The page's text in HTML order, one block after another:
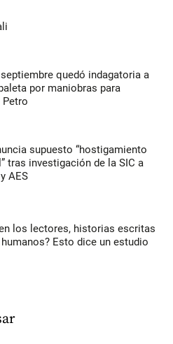
quedó indagatoria a
por maniobras para
Petro
supuesto “hostigamiento
tras investigación de la SIC a
AES
los lectores, historias escritas
Esto dice un estudio